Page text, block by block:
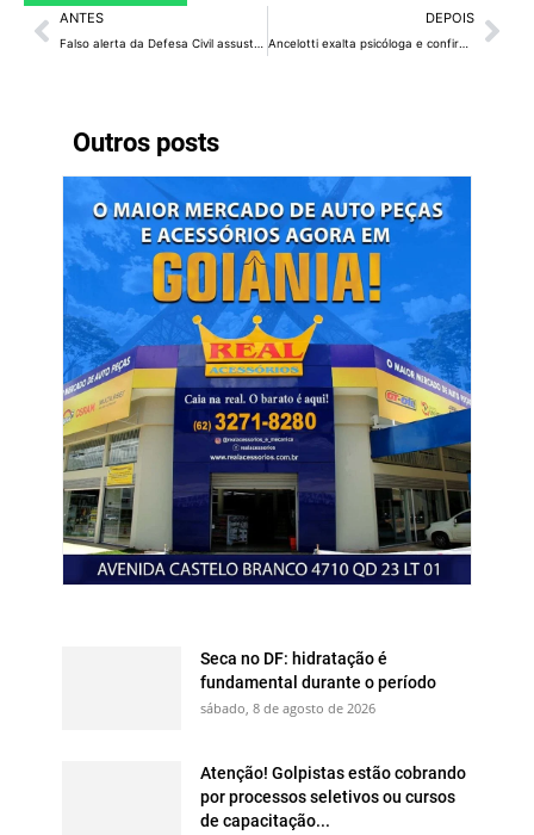
Outros posts
Seca no DF: hidratação é
fundamental durante o período
sábado, 8 de agosto de 2026
Atenção! Golpistas estão cobrando
por processos seletivos ou cursos
de capacitação...
ANTES DEPOIS
Ancelotti exalta psicóloga e confirma Neymar contra a Escócia